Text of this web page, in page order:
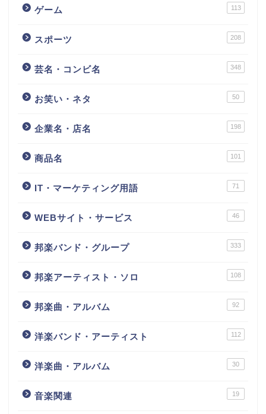
ゲーム 113
スポーツ 208
芸名・コンビ名 348
お笑い・ネタ 50
企業名・店名 198
商品名 101
IT・マーケティング用語 71
WEBサイト・サービス 46
邦楽バンド・グループ 333
邦楽アーティスト・ソロ 108
邦楽曲・アルバム 92
洋楽バンド・アーティスト 112
洋楽曲・アルバム 30
音楽関連 19